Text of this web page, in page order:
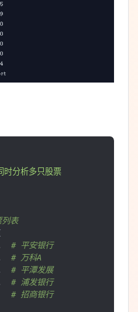
时分析多只股票
列表
# 平安银行
# 万科A
# 平潭发展
# 浦发银行
# 招商银行